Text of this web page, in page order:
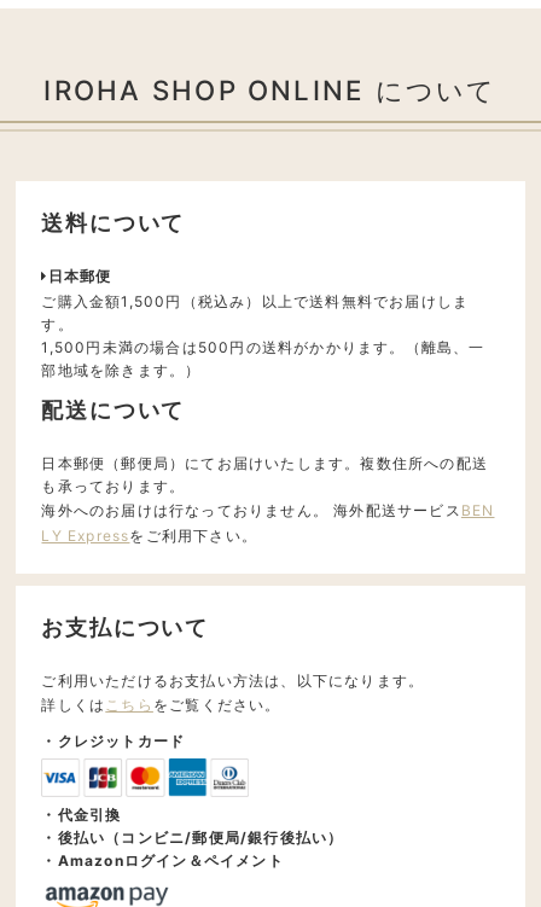
IROHA SHOP ONLINE について
送料について
日本郵便
ご購入金額1,500円（税込み）以上で送料無料でお届けしま
す。
1,500円未満の場合は500円の送料がかかります。（離島、一
部地域を除きます。）
配送について
日本郵便（郵便局）にてお届けいたします。複数住所への配送
も承っております。
海外へのお届けは行なっておりません。 海外配送サービス BEN
LY Expressをご利用下さい。
お支払について
ご利用いただけるお支払い方法は、以下になります。
詳しくは こちら をご覧ください。
・クレジットカード
・代金引換
・後払い（コンビニ/郵便局/銀行後払い）
・Amazonログイン＆ペイメント